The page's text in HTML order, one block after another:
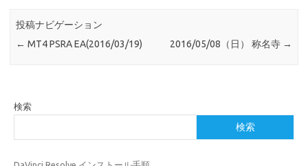
投稿ナビゲーション
← MT4 PSRA EA(2016/03/19) ‎2016‎/05‎/0‎8（‎日） 称名寺 →
検索
検索